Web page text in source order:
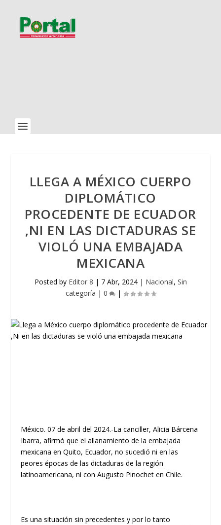
LLEGA A MÉXICO CUERPO
DIPLOMÁTICO
PROCEDENTE DE ECUADOR
,NI EN LAS DICTADURAS SE
VIOLÓ UNA EMBAJADA
MEXICANA
Posted by Editor 8 | 7 Abr, 2024| Nacional, Sin
categoría | 0 |
México. 07 de abril del 2024.-La canciller, Alicia Bárcena
Ibarra, afirmó que el allanamiento de la embajada
mexicana en Quito, Ecuador, no sucedió ni en las
peores épocas de las dictaduras de la región
latinoamericana, ni con Augusto Pinochet en Chile.
Es una situación sin precedentes y por lo tanto